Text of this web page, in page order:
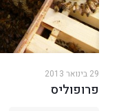
29 בינואר 2013
פרופוליס